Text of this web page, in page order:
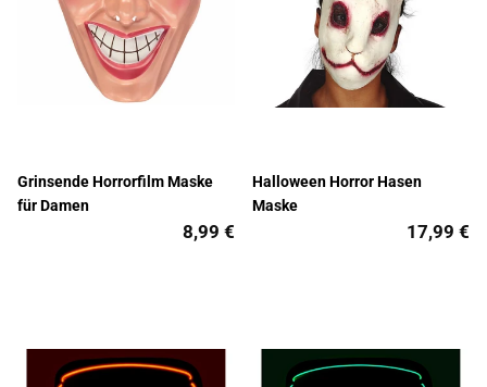
Grinsende Horrorfilm Maske
für Damen
8,99 €
Halloween Horror Hasen
Maske
17,99 €